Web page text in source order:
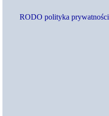
RODO polityka prywatności